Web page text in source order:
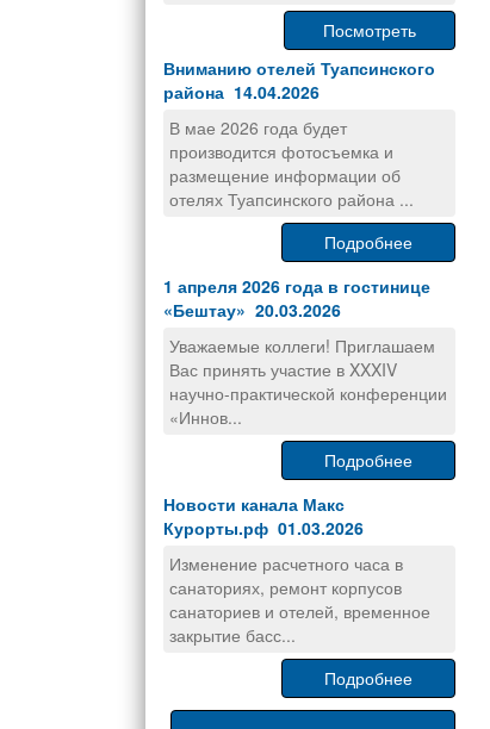
Посмотреть
Вниманию отелей Туапсинского
района 14.04.2026
В мае 2026 года будет
производится фотосъемка и
размещение информации об
отелях Туапсинского района ...
Подробнее
1 апреля 2026 года в гостинице
«Бештау» 20.03.2026
Уважаемые коллеги! Приглашаем
Вас принять участие в XXXIV
научно-практической конференции
«Иннов...
Подробнее
Новости канала Макс
Курорты.рф 01.03.2026
Изменение расчетного часа в
санаториях, ремонт корпусов
санаториев и отелей, временное
закрытие басс...
Подробнее